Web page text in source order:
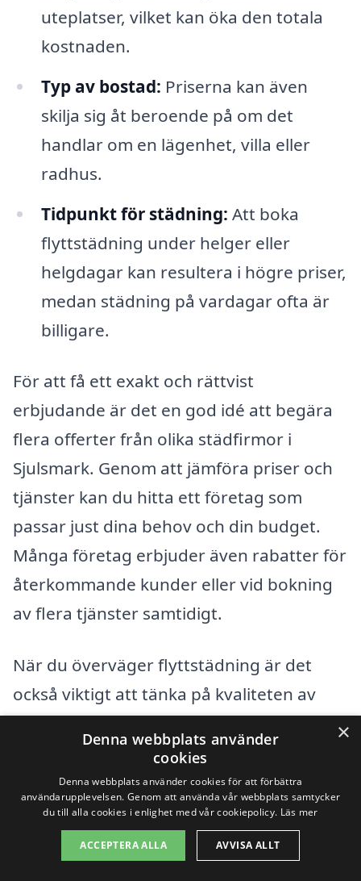
uteplatser, vilket kan öka den totala
kostnaden.
Typ av bostad: Priserna kan även
skilja sig åt beroende på om det
handlar om en lägenhet, villa eller
radhus.
Tidpunkt för städning: Att boka
flyttstädning under helger eller
helgdagar kan resultera i högre priser,
medan städning på vardagar ofta är
billigare.
För att få ett exakt och rättvist
erbjudande är det en god idé att begära
flera offerter från olika städfirmor i
Sjulsmark. Genom att jämföra priser och
tjänster kan du hitta ett företag som
passar just dina behov och din budget.
Många företag erbjuder även rabatter för
återkommande kunder eller vid bokning
av flera tjänster samtidigt.
När du överväger flyttstädning är det
också viktigt att tänka på kvaliteten av
tjänsten. Det billigaste alternativet är inte
alltid det bästa. Se till att läsa recensioner
och säkerställa att företaget har
erfarenhet inom flyttstädning. Med rätt
val kan du uppnå en kostnadseffektiv
städning som gör flytten mycket
×
Denna webbplats använder
cookies
Denna webbplats använder cookies för att förbättra
användarupplevelsen. Genom att använda vår webbplats samtycker
du till alla cookies i enlighet med vår cookiepolicy. Läs mer
ACCEPTERA ALLA AVVISA ALLT